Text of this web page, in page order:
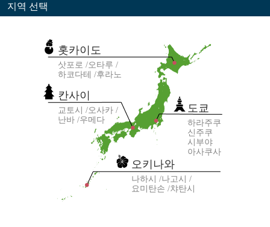
지역 선택
도쿄
하라주쿠
신주쿠
시부야
아사쿠사
칸사이
교토시
오사카
난바 우메다
오키나와
나하시
나고시
요미탄손
챠탄시
홋카이도
삿포로
오타루
하코다테
후라노